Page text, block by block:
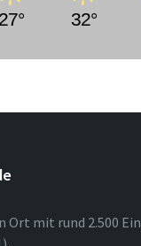
27° 32°
Ort mit rund 2.500